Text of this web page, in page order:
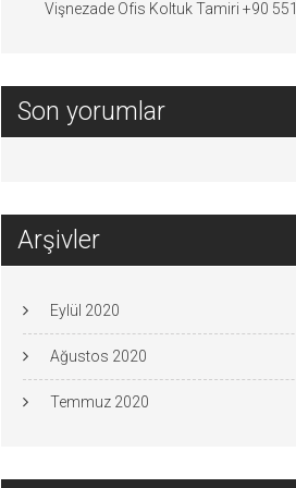
Vişnezade Ofis Koltuk Tamiri +90
Son yorumlar
Arşivler
Eylül 2020
Ağustos 2020
Temmuz 2020